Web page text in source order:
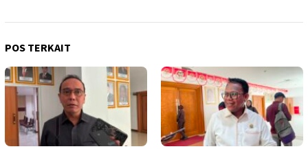
POS TERKAIT